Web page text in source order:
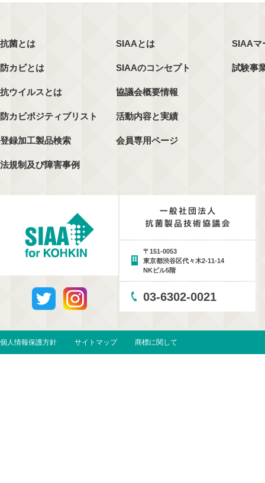
抗菌とは
防カビとは
抗ウイルスとは
防カビポジティブリスト
登録加工製品検索
法規制及び障害事例
SIAAとは
SIAAのコンセプト
協議会概要情報
活動内容と実績
会員専用ページ
SIAAマ
試験事
〒151-0053
東京都渋谷区代々木2-11-14
NKビル5階
03-6302-0021
個人情報保護方針 サイトマップ 商標に関して